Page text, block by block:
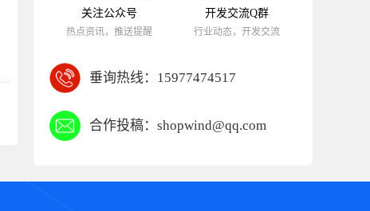
关注公众号
热点资讯，推送提醒
开发交流Q群
行业动态，开发交流
垂询热线： 15977474517
合作投稿： shopwind@qq.com